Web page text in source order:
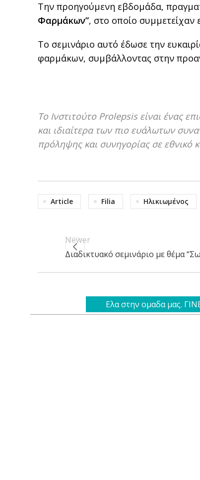
Την προηγούμενη εβδομάδα,
Φαρμάκων”, στο οποίο συμμετείχαν
Το σεμινάριο αυτό έδωσε την
φαρμάκων, συμβάλλοντας στην
Το Ινστιτούτο Prolepsis είναι ένας
και ιδιαίτερα των πιο ευάλωτων
πρόληψης και συνηγορίας σε εθνικό
Article Filia Ηλικιωμένος
Newer
Διαδικτυακό σεμινάριο με θέμα
Ελα στην ομαδα μας.